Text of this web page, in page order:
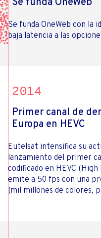
Se funda OneWeb con la
baja latencia a las
2014
Primer canal de
Europa en HEVC
Eutelsat intensifica su
lanzamiento del primer
codificado en HEVC
emite a 50 fps con una
(mil millones de colores,